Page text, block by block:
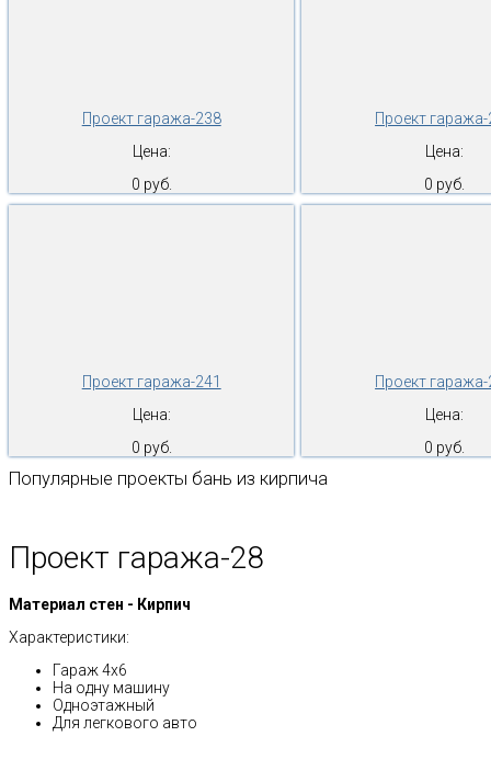
Проект гаража-238
Цена:
0 руб.
Проект
Цена:
0 руб.
Проект гаража-241
Цена:
0 руб.
Проект
Цена:
0 руб.
Популярные проекты бань из кирпича
Проект гаража-28
Материал стен - Кирпич
Характеристики:
Гараж 4х6
На одну машину
Одноэтажный
Для легкового авто